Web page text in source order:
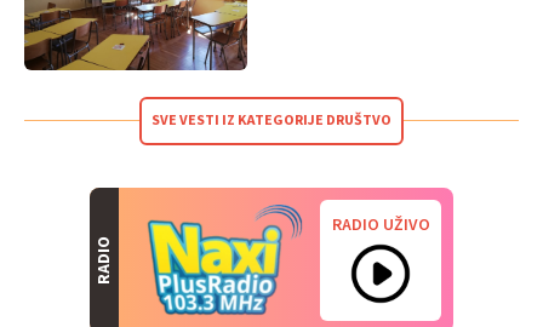
SVE VESTI IZ KATEGORIJE DRUŠTVO
RADIO
RADIO UŽIVO